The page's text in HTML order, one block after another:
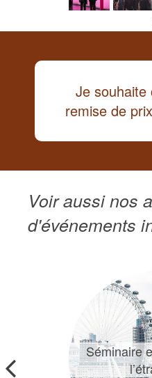
Je souhaite
remise de
Voir aussi nos
d'événements
Séminaire